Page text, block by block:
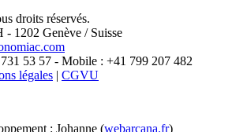
X
droits réservés.
- 1202 Genève / Suisse
53 57 - Mobile : +41 799 207 482
légales | CGVU
: Johanne (webarcana.fr)